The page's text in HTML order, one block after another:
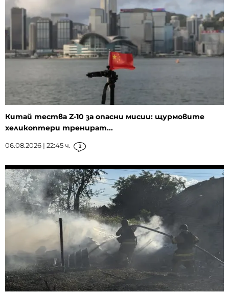
Китай тества Z-10 за опасни мисии: щурмовите
хеликоптери тренират...
06.08.2026 | 22:45 ч. 2